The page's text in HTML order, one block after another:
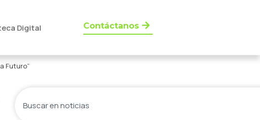
Digital Contáctanos
Futuro”